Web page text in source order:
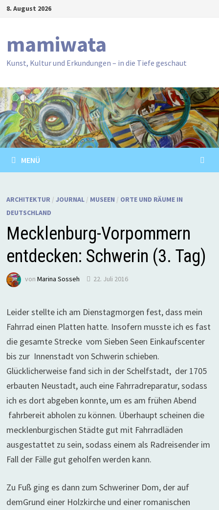
Zum8. August 2026
mamiwata
Kunst, Kultur und Erkundungen – in die Tiefe geschaut
MENÜ
ARCHITEKTUR / JOURNAL/ MUSEEN / ORTE UND RÄUME IN
DEUTSCHLAND
Mecklenburg-Vorpommern
entdecken: Schwerin (3. Tag)
von Marina Sosseh 22. Juli 2016
Leider stellte ich am Dienstagmorgen fest, dass mein
Fahrrad einen Platten hatte. Insofern musste ich es fast
die gesamte Strecke vom Sieben Seen Einkaufscenter
bis zur Innenstadt von Schwerin schieben.
Glücklicherweise fand sich in der Schelfstadt, der 1705
erbauten Neustadt, auch eine Fahrradreparatur, sodass
ich es dort abgeben konnte, um es am frühen Abend
fahrbereit abholen zu können. Überhaupt scheinen die
mecklenburgischen Städte gut mit Fahrradläden
ausgestattet zu sein, sodass einem als Radreisender im
Fall der Fälle gut geholfen werden kann.
Zu Fuß ging es dann zum Schweriner Dom, der auf
demGrund einer Holzkirche und einer romanischen